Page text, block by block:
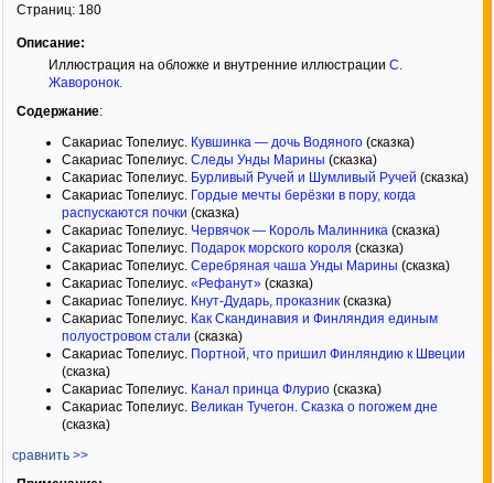
Страниц: 180
Описание:
Иллюстрация на обложке и внутренние иллюстрации С.
Жаворонок.
Содержание:
Сакариас Топелиус. Кувшинка — дочь Водяного (сказка)
Сакариас Топелиус. Следы Унды Марины (сказка)
Сакариас Топелиус. Бурливый Ручей и Шумливый Ручей (сказка)
Сакариас Топелиус. Гордые мечты берёзки в пору, когда
распускаются почки (сказка)
Сакариас Топелиус. Червячок — Король Малинника (сказка)
Сакариас Топелиус. Подарок морского короля (сказка)
Сакариас Топелиус. Серебряная чаша Унды Марины (сказка)
Сакариас Топелиус. «Рефанут» (сказка)
Сакариас Топелиус. Кнут-Дударь, проказник (сказка)
Сакариас Топелиус. Как Скандинавия и Финляндия единым
полуостровом стали (сказка)
Сакариас Топелиус. Портной, что пришил Финляндию к Швеции
(сказка)
Сакариас Топелиус. Канал принца Флурио (сказка)
Сакариас Топелиус. Великан Тучегон. Сказка о погожем дне
(сказка)
сравнить >>